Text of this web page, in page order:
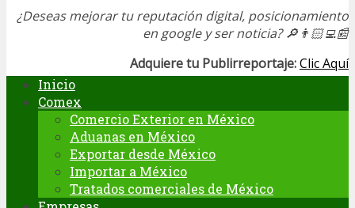
¿Deseas mejorar tu reputación digital, posicionamiento
en google y ser noticia?🔎👨🏻‍💻📰
Adquiere tu Publirreportaje:Clic Aquí
Inicio
Comex
Comercio Exterior en México
Aduanas en México
Exportar desde México
Importar a México
Tratados comerciales de México